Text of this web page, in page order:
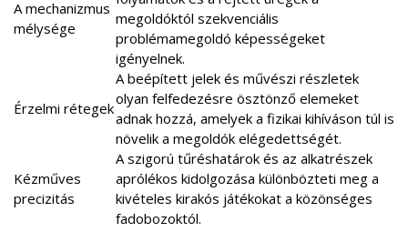
A mechanizmus
mélysége
megoldóktól szekvenciális
problémamegoldó képességeket
igényelnek.
Érzelmi rétegek
A beépített jelek és művészi részletek
olyan felfedezésre ösztönző elemeket
adnak hozzá, amelyek a fizikai kihíváson túl is
növelik a megoldók elégedettségét.
Kézműves
precizitás
A szigorú tűréshatárok és az alkatrészek
aprólékos kidolgozása különbözteti meg a
kivételes kirakós játékokat a közönséges
fadobozoktól.